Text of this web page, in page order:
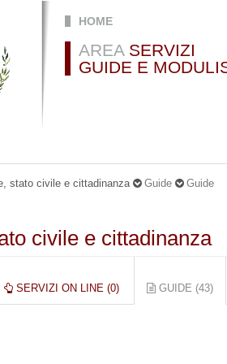
HOME
AREASERVIZI
GUIDE E
stato civile e cittadinanza Guide Guide
civile e cittadinanza
SERVIZI ON LINE (0) GUIDE (43)